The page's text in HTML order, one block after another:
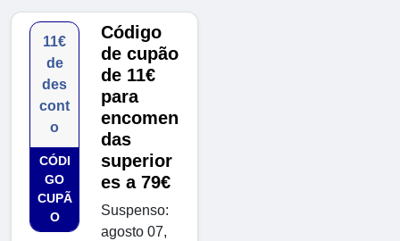
11€
de
des
cont
o
CÓDI
GO
CUPÃ
O
Código
de cupão
de 11€
para
encomen
das
superior
es a 79€
Suspenso:
agosto 07,